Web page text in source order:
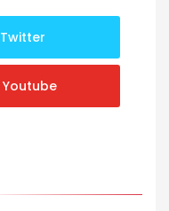
Twitter
Youtube